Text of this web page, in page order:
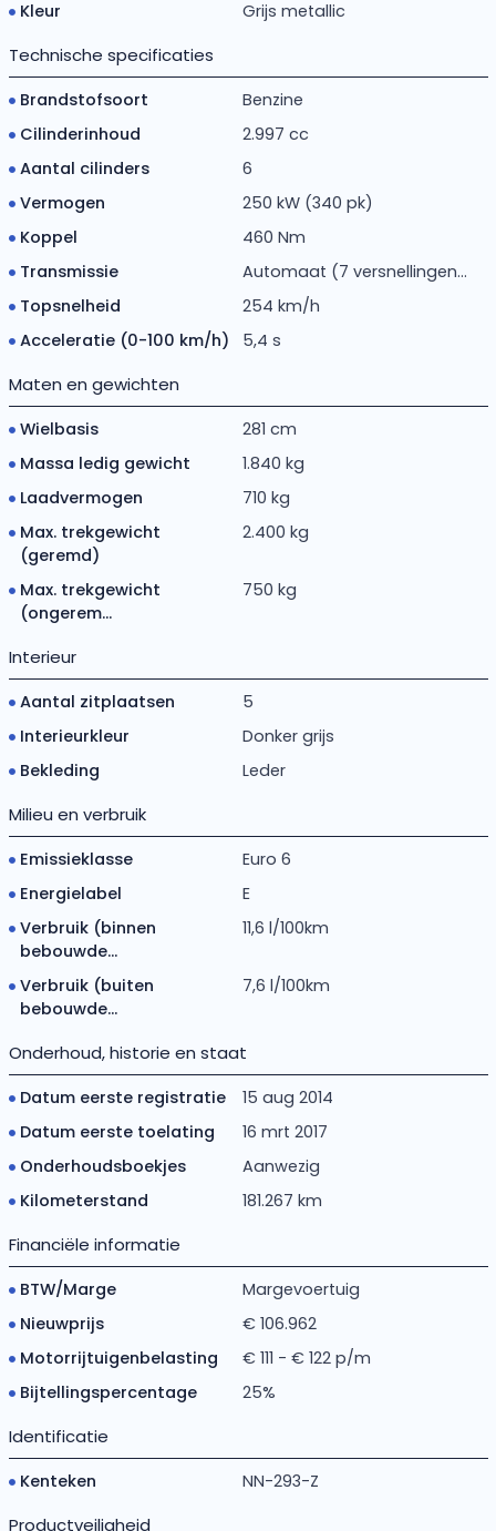
Kleur Grijs metallic
Technische specificaties
Brandstofsoort
Benzine
Cilinderinhoud
2.997 cc
Aantal cilinders
6
Vermogen
250 kW (340 pk)
Koppel
460 Nm
Transmissie
Automaat (7 versnellingen...
Topsnelheid
254 km/h
Acceleratie (0-100 km/h)
5,4 s
Maten en gewichten
Wielbasis
281 cm
Massa ledig gewicht
1.840 kg
Laadvermogen
710 kg
Max. trekgewicht
(geremd)
2.400 kg
Max. trekgewicht
(ongerem...
750 kg
Interieur
Aantal zitplaatsen
5
Interieurkleur
Donker grijs
Bekleding
Leder
Milieu en verbruik
Emissieklasse
Euro 6
Energielabel
E
Verbruik (binnen
bebouwde...
11,6 l/100km
Verbruik (buiten
bebouwde...
7,6 l/100km
Onderhoud, historie en staat
Datum eerste registratie
15 aug 2014
Datum eerste toelating
16 mrt 2017
Onderhoudsboekjes
Aanwezig
Kilometerstand
181.267 km
Financiële informatie
BTW/Marge
Margevoertuig
Nieuwprijs
€ 106.962
Motorrijtuigenbelasting
€ 111 - € 122 p/m
Bijtellingspercentage
25%
Identificatie
Kenteken NN-293-Z
Productveiligheid